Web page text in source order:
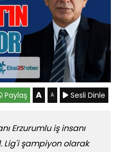
Paylaş A A Sesli Dinle
Erzurumlu iş insanı
Lig'i şampiyon olarak